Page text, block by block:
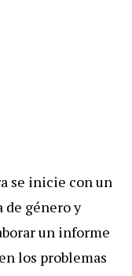
se inicie con un
de género y
un informe
los problemas